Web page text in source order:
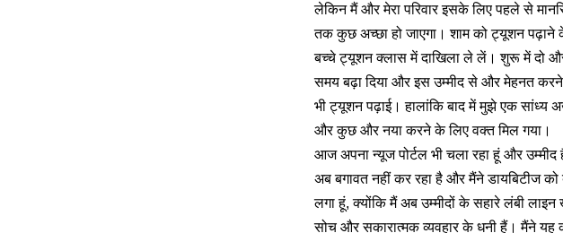
लेकिन मैं और मेरा परिवार इसके लिए पहले से
तक कुछ अच्छा हो जाएगा। शाम को ट्यूशन
बच्चे ट्यूशन क्लास में दाखिला ले लें। शुरू में दो
समय बढ़ा दिया और इस उम्मीद से और मेहनत
भी ट्यूशन पढ़ाई। हालांकि बाद में मुझे एक सांध्य
और कुछ और नया करने के लिए वक्त मिल गया।
आज अपना न्यूज पोर्टल भी चला रहा हूं और
अब बगावत नहीं कर रहा है और मैंने डायबिटीज को
लगा हूं, क्योंकि मैं अब उम्मीदों के सहारे लंबी
सोच और सकारात्मक व्यवहार के धनी हैं। मैंने यह